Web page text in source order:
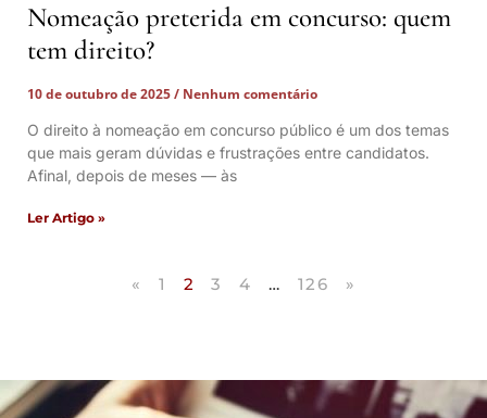
Nomeação preterida em concurso: quem
tem direito?
10 de outubro de 2025
Nenhum comentário
O direito à nomeação em concurso público é um dos temas
que mais geram dúvidas e frustrações entre candidatos.
Afinal, depois de meses — às
Ler Artigo »
« 1 2 3 4 … 126 »